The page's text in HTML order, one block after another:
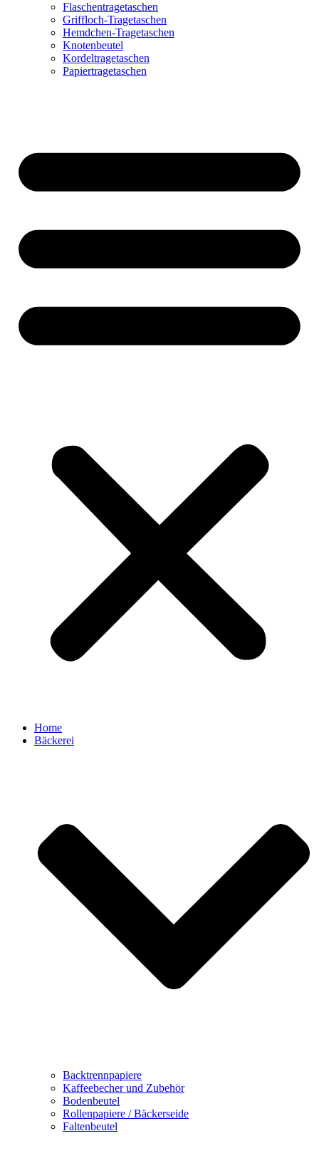
Flaschentragetaschen
Griffloch-Tragetaschen
Hemdchen-Tragetaschen
Knotenbeutel
Kordeltragetaschen
Papiertragetaschen
Home
Bäckerei
Backtrennpapiere
Kaffeebecher und Zubehör
Bodenbeutel
Rollenpapiere / Bäckerseide
Faltenbeutel